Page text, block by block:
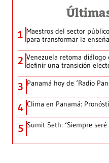
1 Maestros del sector
para transformar la
2 Venezuela retoma diálogo
definir una transición
3 Panamá hoy de ‘Radio
4 Clima en Panamá:
5 Sumit Seth: ‘Siempre